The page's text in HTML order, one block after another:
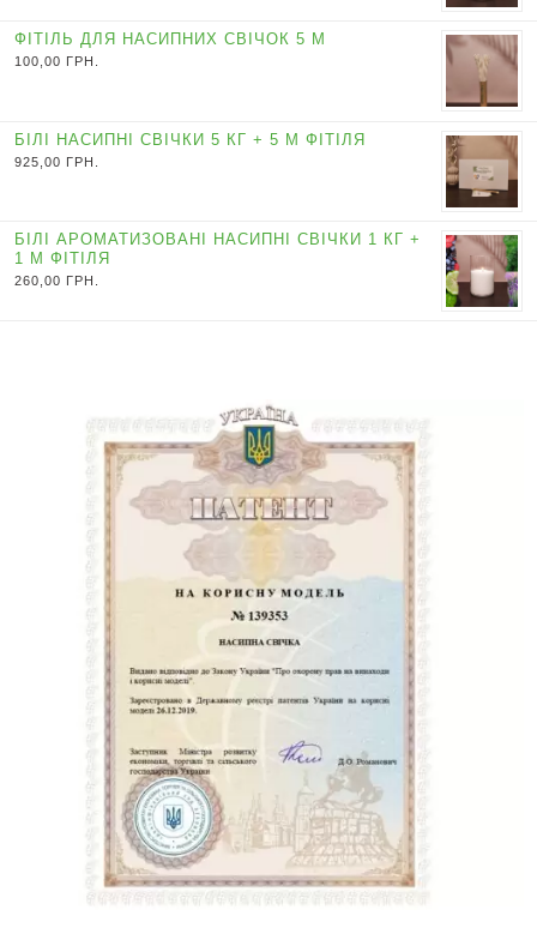
ФІТІЛЬ ДЛЯ НАСИПНИХ СВІЧОК 5 М
100,00 ГРН.
БІЛІ НАСИПНІ СВІЧКИ 5 КГ + 5 М ФІТІЛЯ
925,00 ГРН.
БІЛІ АРОМАТИЗОВАНІ НАСИПНІ СВІЧКИ 1 КГ +
1 М ФІТІЛЯ
260,00 ГРН.